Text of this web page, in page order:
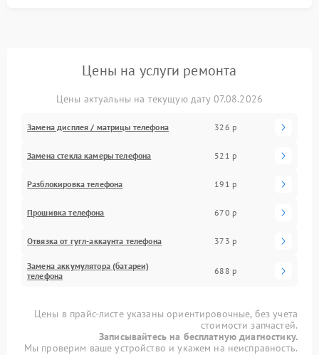
Цены на услуги ремонта
Цены актуальны на текущую дату 07.08.2026
Замена дисплея / матрицы телефона 326 р
Замена стекла камеры телефона 521 р
Разблокировка телефона 191 р
Прошивка телефона 670 р
Отвязка от гугл-аккаунта телефона 373 р
Замена аккумулятора (батареи)
телефона
688 р
Цены в прайс-листе указаны ориентировочные, без учета
стоимости запчастей.
Записывайтесь на бесплатную диагностику.
Мы проверим ваше устройство и укажем на неисправность.